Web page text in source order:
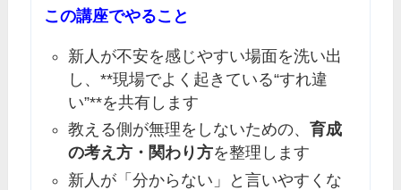
この講座でやること
新人が不安を感じやすい場面を洗い出
し、**現場でよく起きている“すれ違
い”**を共有します
教える側が無理をしないための、育成
の考え方・関わり方を整理します
新人が「分からない」と言いやすくな